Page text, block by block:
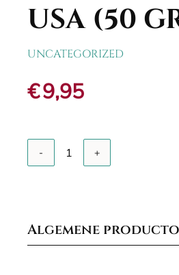
USA (50
UNCATEGORIZED
€9,95
Sage
gram)
quantity
Algemene